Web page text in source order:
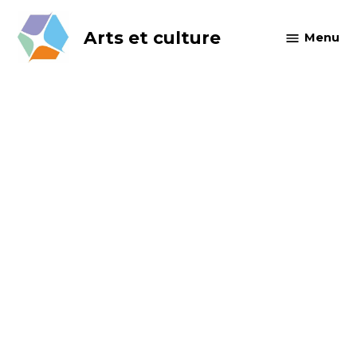
content
Arts et culture Menu